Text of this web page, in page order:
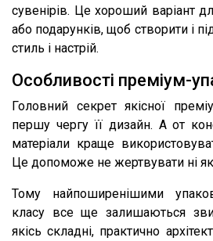
сувенірів. Це хороший варіант
або подарунків, щоб створити і
стиль і настрій.
Особливості преміум-
Головний секрет якісної
першу чергу її дизайн. А от
матеріали краще
Це допоможе не жертвувати ні
Тому найпоширенішими
класу все ще залишаються
якісь складні, практично